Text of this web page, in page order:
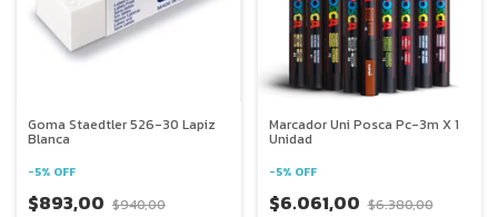
Goma Staedtler 526-30 Lapiz
Blanca
-5% OFF
$893,00 $940,00
Marcador Uni Posca Pc-3m X 1
Unidad
-5% OFF
$6.061,00 $6.380,00